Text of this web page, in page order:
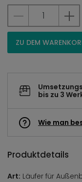
ZU DEM
bis zu 3
Wie man
Produktdetails
Art: Läufer für